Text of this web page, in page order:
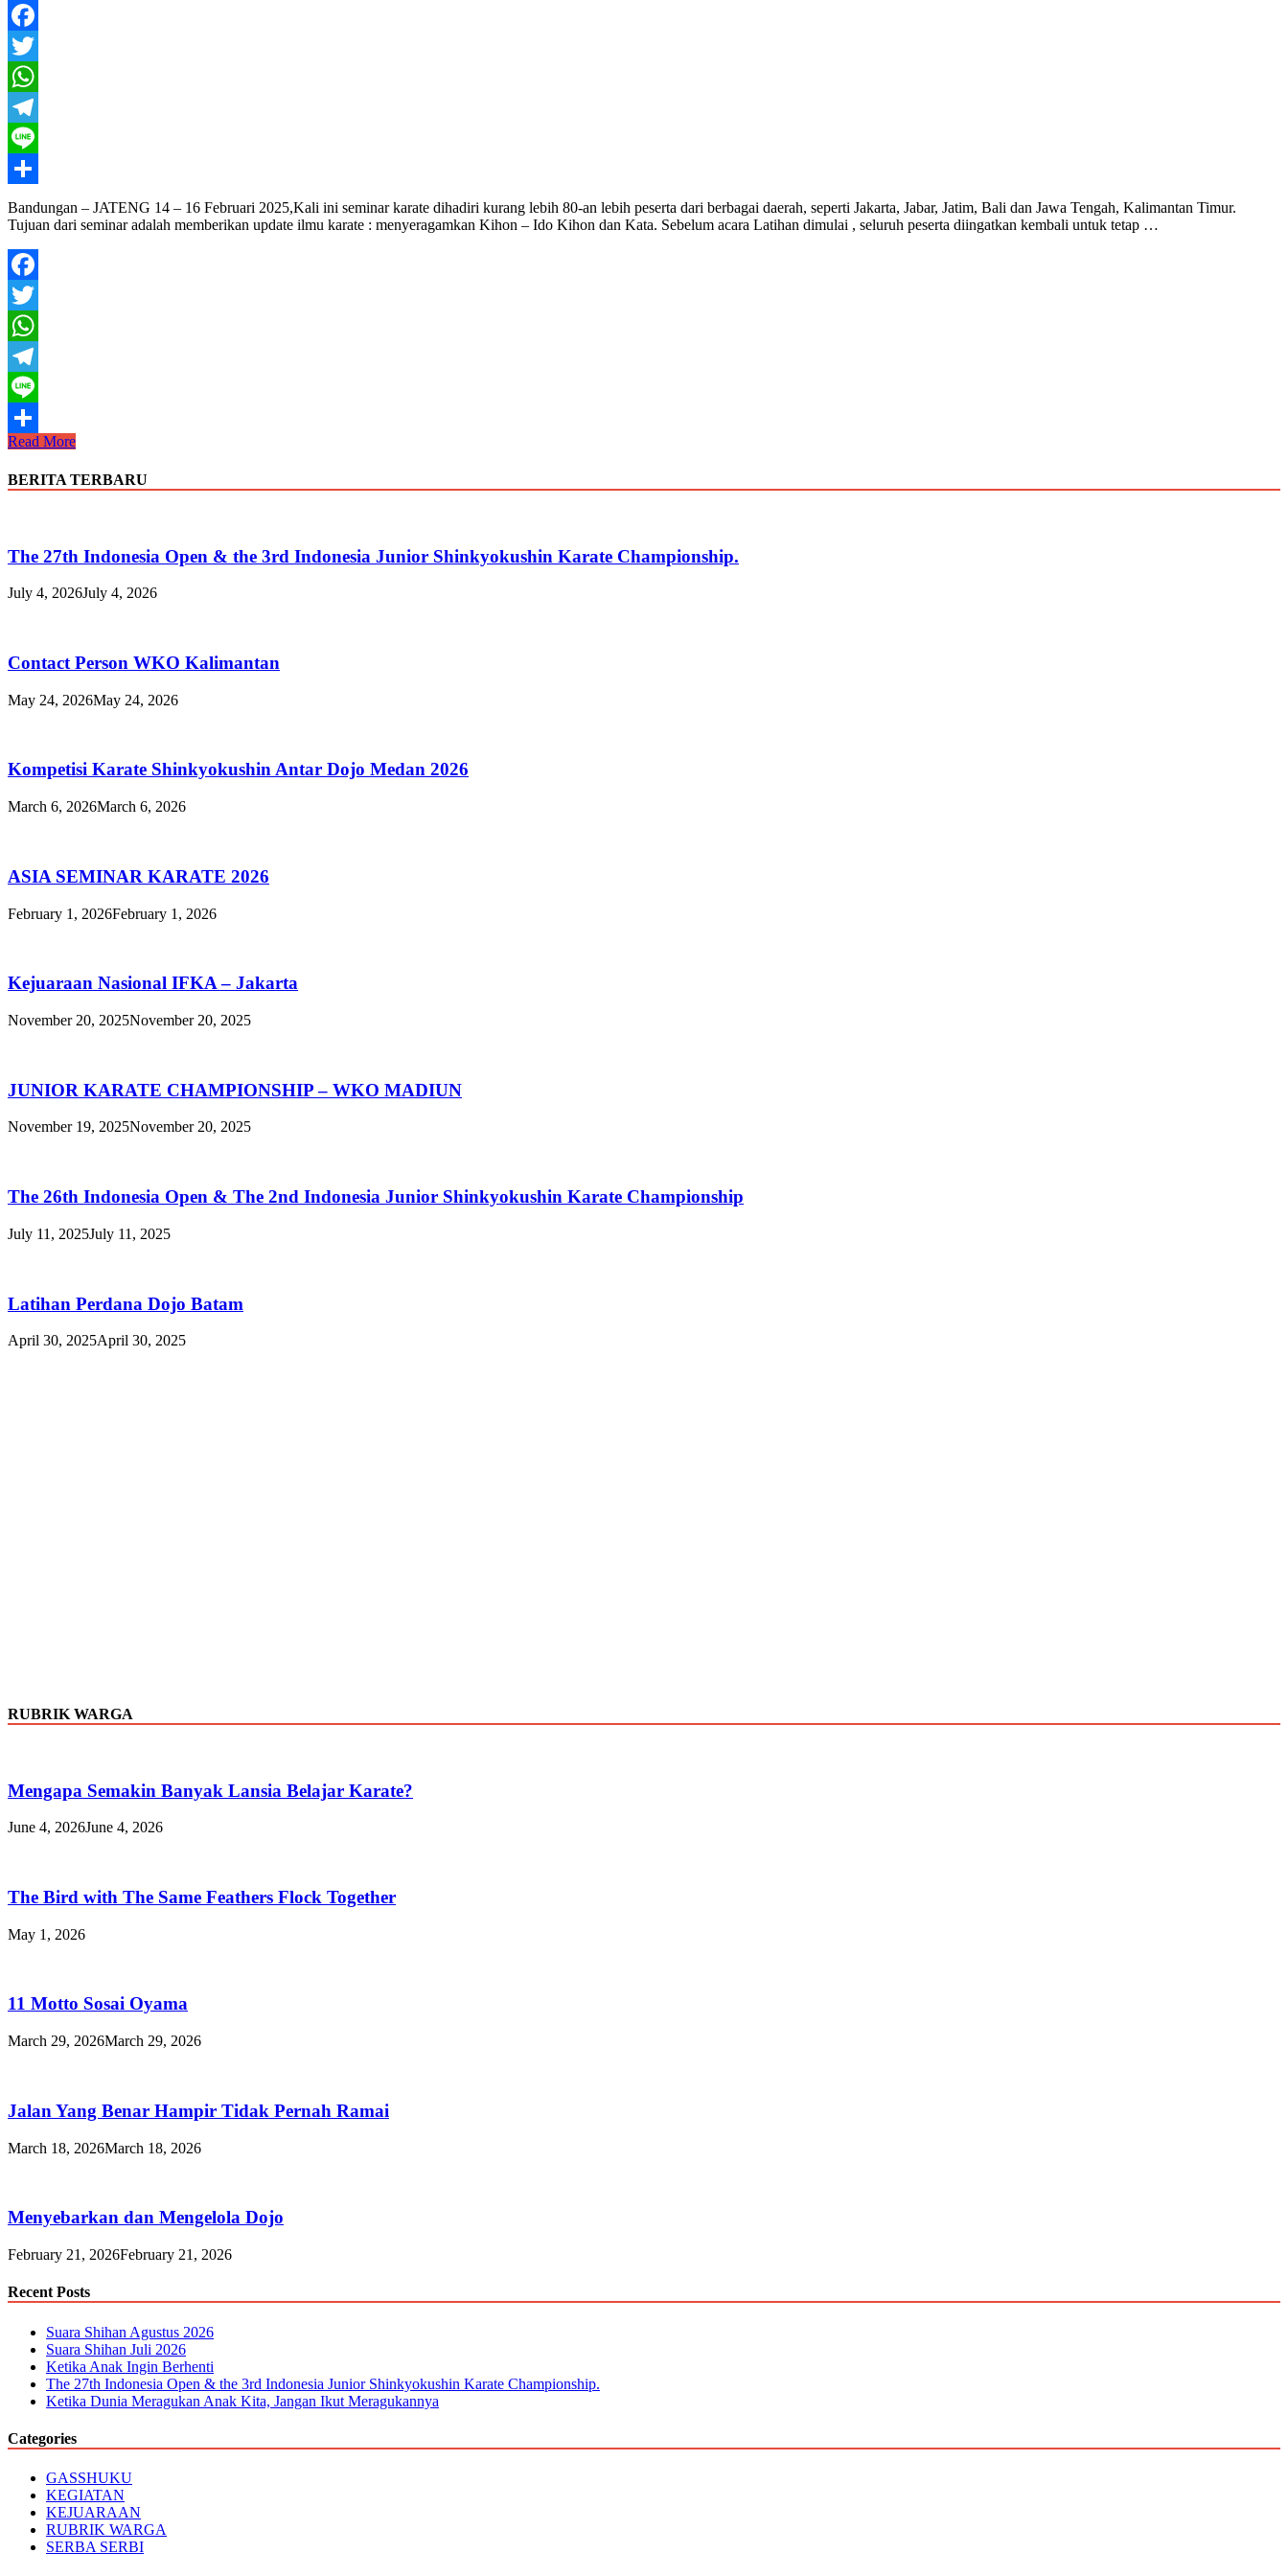
Facebook
Twitter
WhatsApp
Telegram
Line
Share
Bandungan – JATENG 14 – 16 Februari 2025,Kali ini seminar karate dihadiri kurang lebih 80-an lebih peserta dari berbagai daerah, seperti Jakarta, Jabar, Jatim, Bali dan Jawa Tengah, Kalimantan Timur.
Tujuan dari seminar adalah memberikan update ilmu karate : menyeragamkan Kihon – Ido Kihon dan Kata. Sebelum acara Latihan dimulai , seluruh peserta diingatkan kembali untuk tetap …
Facebook
Twitter
WhatsApp
Telegram
Line
Share
Indonesia
Seminar
2025
Read More
BERITA TERBARU
The 27th Indonesia Open & the 3rd Indonesia Junior Shinkyokushin Karate Championship.
July 4, 2026July 4, 2026
Contact Person WKO Kalimantan
May 24, 2026May 24, 2026
Kompetisi Karate Shinkyokushin Antar Dojo Medan 2026
March 6, 2026March 6, 2026
ASIA SEMINAR KARATE 2026
February 1, 2026February 1, 2026
Kejuaraan Nasional IFKA – Jakarta
November 20, 2025November 20, 2025
JUNIOR KARATE CHAMPIONSHIP – WKO MADIUN
November 19, 2025November 20, 2025
The 26th Indonesia Open & The 2nd Indonesia Junior Shinkyokushin Karate Championship
July 11, 2025July 11, 2025
Latihan Perdana Dojo Batam
April 30, 2025April 30, 2025
RUBRIK WARGA
Mengapa Semakin Banyak Lansia Belajar Karate?
June 4, 2026June 4, 2026
The Bird with The Same Feathers Flock Together
May 1, 2026
11 Motto Sosai Oyama
March 29, 2026March 29, 2026
Jalan Yang Benar Hampir Tidak Pernah Ramai
March 18, 2026March 18, 2026
Menyebarkan dan Mengelola Dojo
February 21, 2026February 21, 2026
Recent Posts
Suara Shihan Agustus 2026
Suara Shihan Juli 2026
Ketika Anak Ingin Berhenti
The 27th Indonesia Open & the 3rd Indonesia Junior Shinkyokushin Karate Championship.
Ketika Dunia Meragukan Anak Kita, Jangan Ikut Meragukannya
Categories
GASSHUKU
KEGIATAN
KEJUARAAN
RUBRIK WARGA
SERBA SERBI